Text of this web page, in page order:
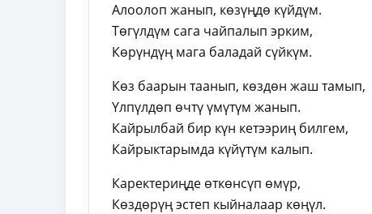
Алоолоп жанып, көзүңдө күйдүм.
Төгүлдүм сага чайпалып эрким,
Көрүндүң мага баладай сүйкүм.
Көз баарын таанып, көздөн жаш тамып,
Үлпүлдөп өчтү үмүтүм жанып.
Кайрылбай бир күн кетээриң билгем,
Кайрыктарымда күйүтүм калып.
Каректериңде өткөнсүп өмүр,
Көздөрүң эстеп кыйналаар көңүл.